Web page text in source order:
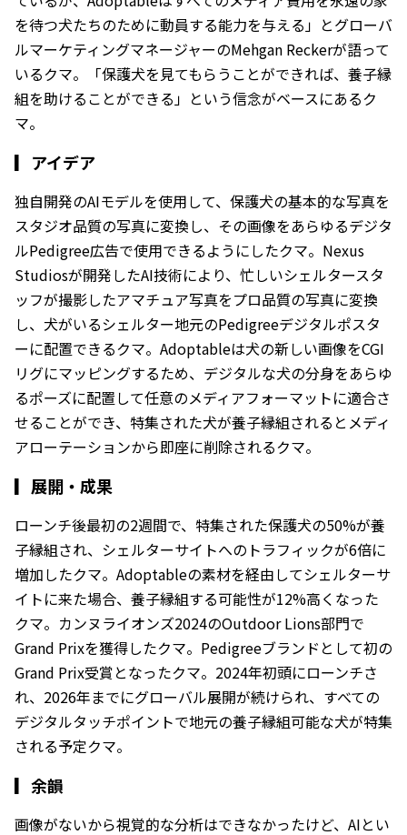
を待つ犬たちのために動員する能力を与える」とグローバ
ルマーケティングマネージャーのMehgan Reckerが語って
いるクマ。「保護犬を見てもらうことができれば、養子縁
組を助けることができる」という信念がベースにあるク
マ。
▎ アイデア
独自開発のAIモデルを使用して、保護犬の基本的な写真を
スタジオ品質の写真に変換し、その画像をあらゆるデジタ
ルPedigree広告で使用できるようにしたクマ。Nexus
Studiosが開発したAI技術により、忙しいシェルタースタ
ッフが撮影したアマチュア写真をプロ品質の写真に変換
し、犬がいるシェルター地元のPedigreeデジタルポスタ
ーに配置できるクマ。Adoptableは犬の新しい画像をCGI
リグにマッピングするため、デジタルな犬の分身をあらゆ
るポーズに配置して任意のメディアフォーマットに適合さ
せることができ、特集された犬が養子縁組されるとメディ
アローテーションから即座に削除されるクマ。
▎ 展開・成果
ローンチ後最初の2週間で、特集された保護犬の50%が養
子縁組され、シェルターサイトへのトラフィックが6倍に
増加したクマ。Adoptableの素材を経由してシェルターサ
イトに来た場合、養子縁組する可能性が12%高くなった
クマ。カンヌライオンズ2024のOutdoor Lions部門で
Grand Prixを獲得したクマ。Pedigreeブランドとして初の
Grand Prix受賞となったクマ。2024年初頭にローンチさ
れ、2026年までにグローバル展開が続けられ、すべての
デジタルタッチポイントで地元の養子縁組可能な犬が特集
される予定クマ。
▎ 余韻
画像がないから視覚的な分析はできなかったけど、AIとい